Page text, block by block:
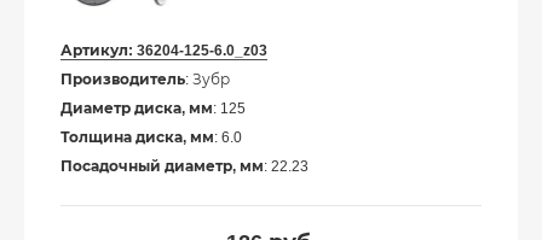
Артикул: 36204-125-6.0_z03
Производитель: Зубр
Диаметр диска, мм: 125
Толщина диска, мм: 6.0
Посадочный диаметр, мм: 22.23